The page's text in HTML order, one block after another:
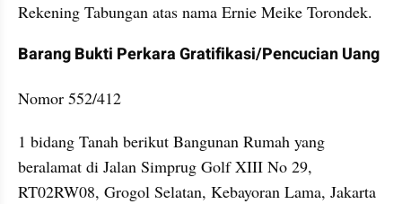
Rekening Tabungan atas nama Ernie Meike Torondek.
Barang Bukti Perkara Gratifikasi/Pencucian Uang
Nomor 552/412
1 bidang Tanah berikut Bangunan Rumah yang
beralamat di Jalan Simprug Golf XIII No 29,
RT02RW08, Grogol Selatan, Kebayoran Lama, Jakarta